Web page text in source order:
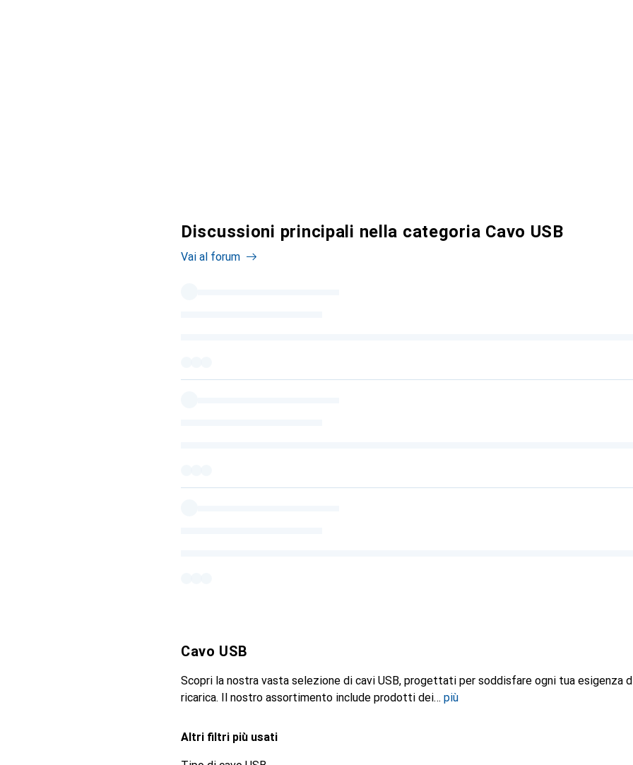
Discussioni principali nella categoria Cavo USB
Vai al forum
Cavo USB
Scopri la nostra vasta selezione di cavi USB, progettati per soddisfare ogni tua esigenza
ricarica. Il nostro assortimento include prodotti dei
più
Altri filtri più usati